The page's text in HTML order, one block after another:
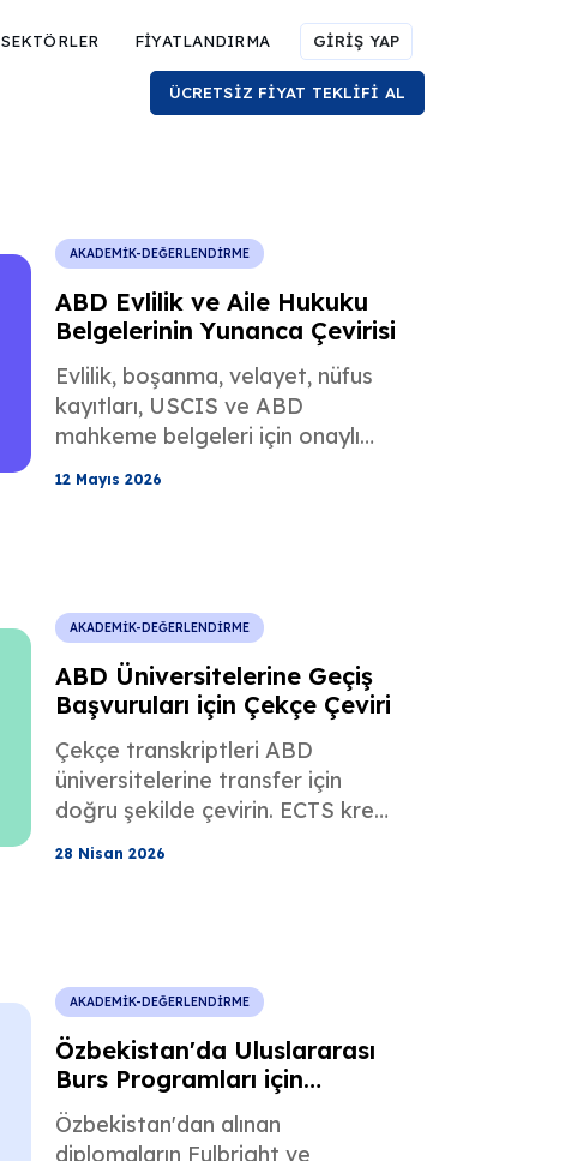
SEKTÖRLER FİYATLANDIRMA GİRİŞ YAP
ÜCRETSİZ FİYAT TEKLİFİ AL
AKADEMİK-DEĞERLENDİRME
ABD Evlilik ve Aile Hukuku
Belgelerinin Yunanca Çevirisi
Evlilik, boşanma, velayet, nüfus
kayıtları, USCIS ve ABD
mahkeme belgeleri için onaylı
12 Mayıs 2026
AKADEMİK-DEĞERLENDİRME
ABD Üniversitelerine Geçiş
Başvuruları için Çekçe Çeviri
Çekçe transkriptleri ABD
üniversitelerine transfer için
doğru şekilde çevirin. ECTS kredi
notunun ABD kredi notuna
28 Nisan 2026
AKADEMİK-DEĞERLENDİRME
Özbekistan'da Uluslararası
Burs Programları için
Akademik Değerlendirme
Özbekistan'dan alınan
diplomaların Fulbright ve